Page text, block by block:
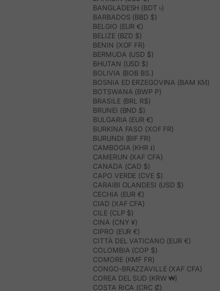
BANGLADESH (BDT ৳)
BARBADOS (BBD $)
BELGIO (EUR €)
BELIZE (BZD $)
BENIN (XOF FR)
BERMUDA (USD $)
BHUTAN (USD $)
BOLIVIA (BOB BS.)
BOSNIA ED ERZEGOVINA (BAM КМ)
BOTSWANA (BWP P)
BRASILE (BRL R$)
BRUNEI (BND $)
BULGARIA (EUR €)
BURKINA FASO (XOF FR)
BURUNDI (BIF FR)
CAMBOGIA (KHR ៛)
CAMERUN (XAF CFA)
CANADA (CAD $)
CAPO VERDE (CVE $)
CARAIBI OLANDESI (USD $)
CECHIA (EUR €)
CIAD (XAF CFA)
CILE (CLP $)
CINA (CNY ¥)
CIPRO (EUR €)
CITTÀ DEL VATICANO (EUR €)
COLOMBIA (COP $)
COMORE (KMF FR)
CONGO-BRAZZAVILLE (XAF CFA)
COREA DEL SUD (KRW ₩)
COSTA RICA (CRC ₡)